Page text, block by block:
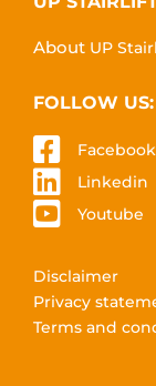
About UP
FOLLOW US:
Facebook
Linkedin
Youtube
Disclaimer
Privacy
Terms and